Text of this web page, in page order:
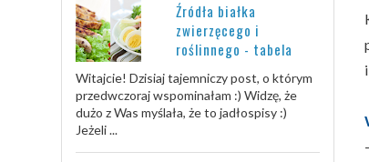
Źródła białka
zwierzęcego i
roślinnego - tabela
Witajcie! Dzisiaj tajemniczy post, o którym
przedwczoraj wspominałam :) Widzę, że
dużo z Was myślała, że to jadłospisy :)
Jeżeli ...